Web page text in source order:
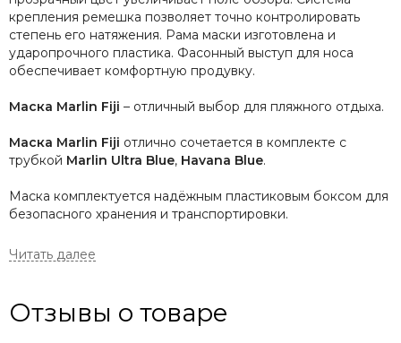
крепления ремешка позволяет точно контролировать
степень его натяжения. Рама маски изготовлена и
ударопрочного пластика. Фасонный выступ для носа
обеспечивает комфортную продувку.
Маска Marlin Fiji – отличный выбор для пляжного отдыха.
Маска Marlin Fiji отлично сочетается в комплекте с
трубкой Marlin Ultra Blue, Havana Blue.
Маска комплектуется надёжным пластиковым боксом для
безопасного хранения и транспортировки.
Маски Marlin Fiji производятся в
Характеристики:
Отзывы о товаре